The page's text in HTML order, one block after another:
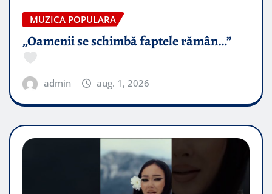
MUZICA POPULARA
„Oamenii se schimbă faptele rămân…”
admin aug. 1, 2026